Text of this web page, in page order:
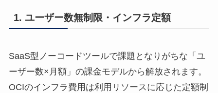
1. ユーザー数無制限・インフラ定額
SaaS型ノーコードツールで課題となりがちな「ユ
ーザー数×月額」の課金モデルから解放されます。
OCIのインフラ費用は利用リソースに応じた定額制